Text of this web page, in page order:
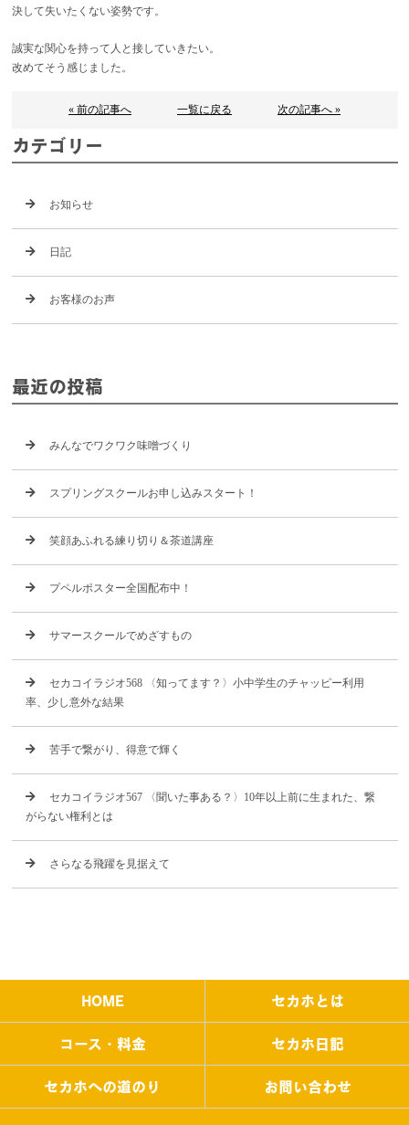
決して失いたくない姿勢です。
誠実な関心を持って人と接していきたい。
改めてそう感じました。
« 前の記事へ 一覧に戻る 次の記事へ »
カテゴリー
お知らせ
日記
お客様のお声
最近の投稿
みんなでワクワク味噌づくり
スプリングスクールお申し込みスタート！
笑顔あふれる練り切り＆茶道講座
プペルポスター全国配布中！
サマースクールでめざすもの
セカコイラジオ568 〈知ってます？〉小中学生のチャッピー利用
率、少し意外な結果
苦手で繋がり、得意で輝く
セカコイラジオ567 〈聞いた事ある？〉10年以上前に生まれた、繋
がらない権利とは
さらなる飛躍を見据えて
HOME セカホとは
コース・料金 セカホ日記
セカホへの道のり お問い合わせ